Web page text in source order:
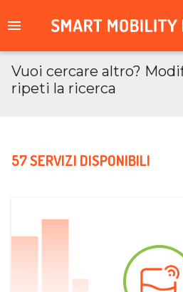
Vuoi cercare altro?
ripeti la ricerca
57 SERVIZI DISPONIBILI